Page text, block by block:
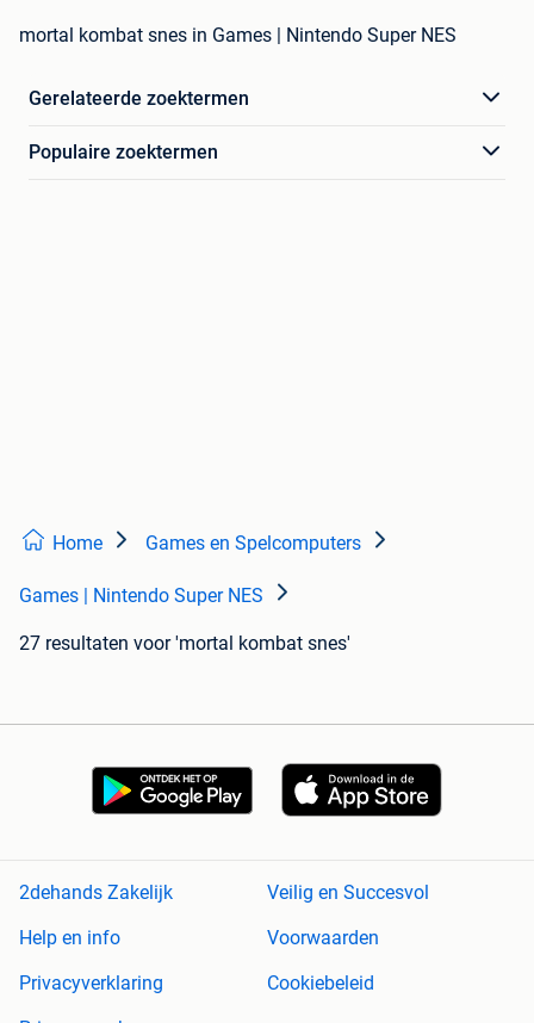
mortal kombat snes in Games | Nintendo Super NES
Gerelateerde zoektermen
Populaire zoektermen
Home Games en Spelcomputers
Games | Nintendo Super NES
27 resultaten voor 'mortal kombat snes'
2dehands Zakelijk
Veilig en Succesvol
Help en info
Voorwaarden
Privacyverklaring
Cookiebeleid